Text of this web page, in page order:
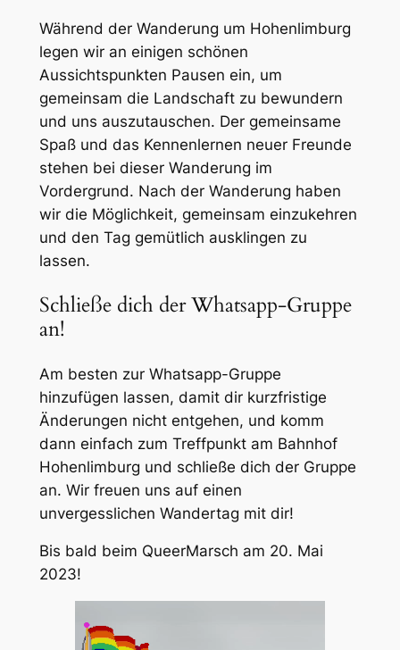
Während der Wanderung um Hohenlimburg
legen wir an einigen schönen
Aussichtspunkten Pausen ein, um
gemeinsam die Landschaft zu bewundern
und uns auszutauschen. Der gemeinsame
Spaß und das Kennenlernen neuer Freunde
stehen bei dieser Wanderung im
Vordergrund. Nach der Wanderung haben
wir die Möglichkeit, gemeinsam einzukehren
und den Tag gemütlich ausklingen zu
lassen.
Schließe dich der Whatsapp-Gruppe
an!
Am besten zur Whatsapp-Gruppe
hinzufügen lassen, damit dir kurzfristige
Änderungen nicht entgehen, und komm
dann einfach zum Treffpunkt am Bahnhof
Hohenlimburg und schließe dich der Gruppe
an. Wir freuen uns auf einen
unvergesslichen Wandertag mit dir!
Bis bald beim QueerMarsch am 20. Mai
2023!